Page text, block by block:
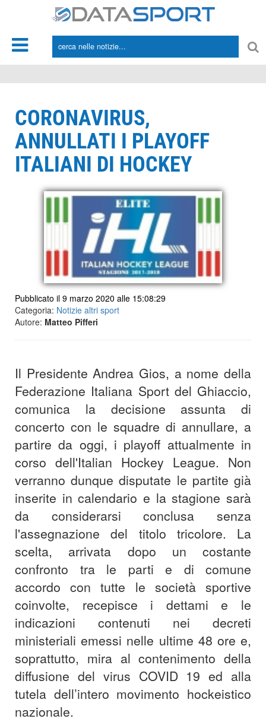
CORONAVIRUS,
ANNULLATI I PLAYOFF
ITALIANI DI HOCKEY
Pubblicato il 9 marzo 2020 alle 15:08:29
Categoria: Notizie altri sport
Autore: Matteo Pifferi
Il Presidente Andrea Gios, a nome della
Federazione Italiana Sport del Ghiaccio,
comunica la decisione assunta di
concerto con le squadre di annullare, a
partire da oggi, i playoff attualmente in
corso dell'Italian Hockey League. Non
verranno dunque disputate le partite già
inserite in calendario e la stagione sarà
da considerarsi conclusa senza
l'assegnazione del titolo tricolore. La
scelta, arrivata dopo un costante
confronto tra le parti e di comune
accordo con tutte le società sportive
coinvolte, recepisce i dettami e le
indicazioni contenuti nei decreti
ministeriali emessi nelle ultime 48 ore e,
soprattutto, mira al contenimento della
diffusione del virus COVID 19 ed alla
tutela dell’intero movimento hockeistico
nazionale.